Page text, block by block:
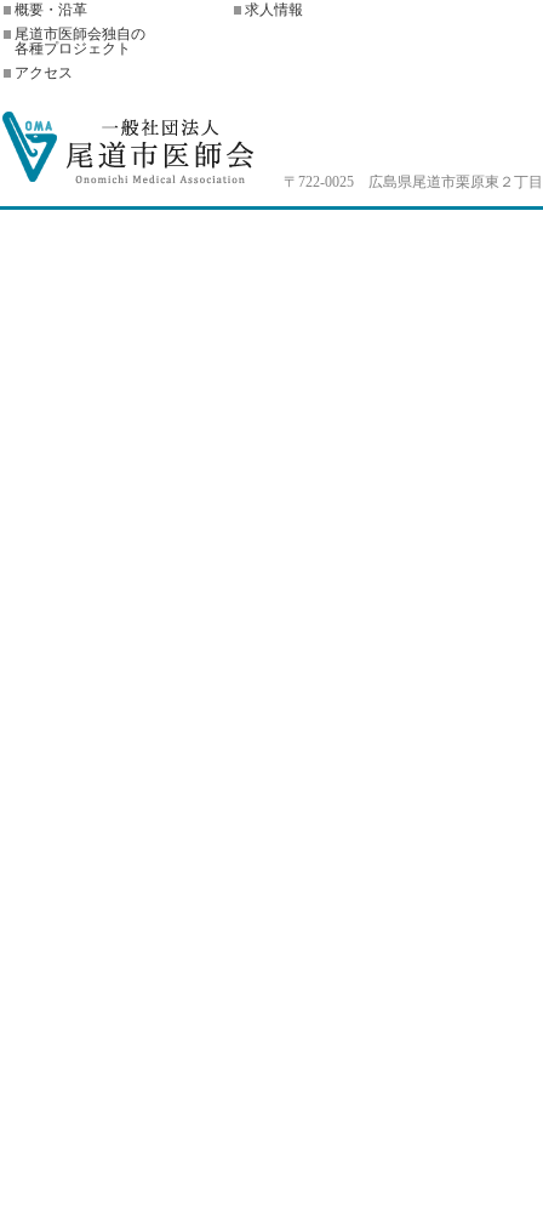
概要・沿革
尾道市医師会独自の
各種プロジェクト
アクセス
求人情報
〒722-0025 広島県尾道市栗原東２丁